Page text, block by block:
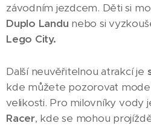
závodním jezdcem. Děti si
Duplo Landu nebo si
Lego City.
Další neuvěřitelnou atrakcí je
kde můžete pozorovat
velikosti. Pro milovníky vody
Racer, kde se mohou